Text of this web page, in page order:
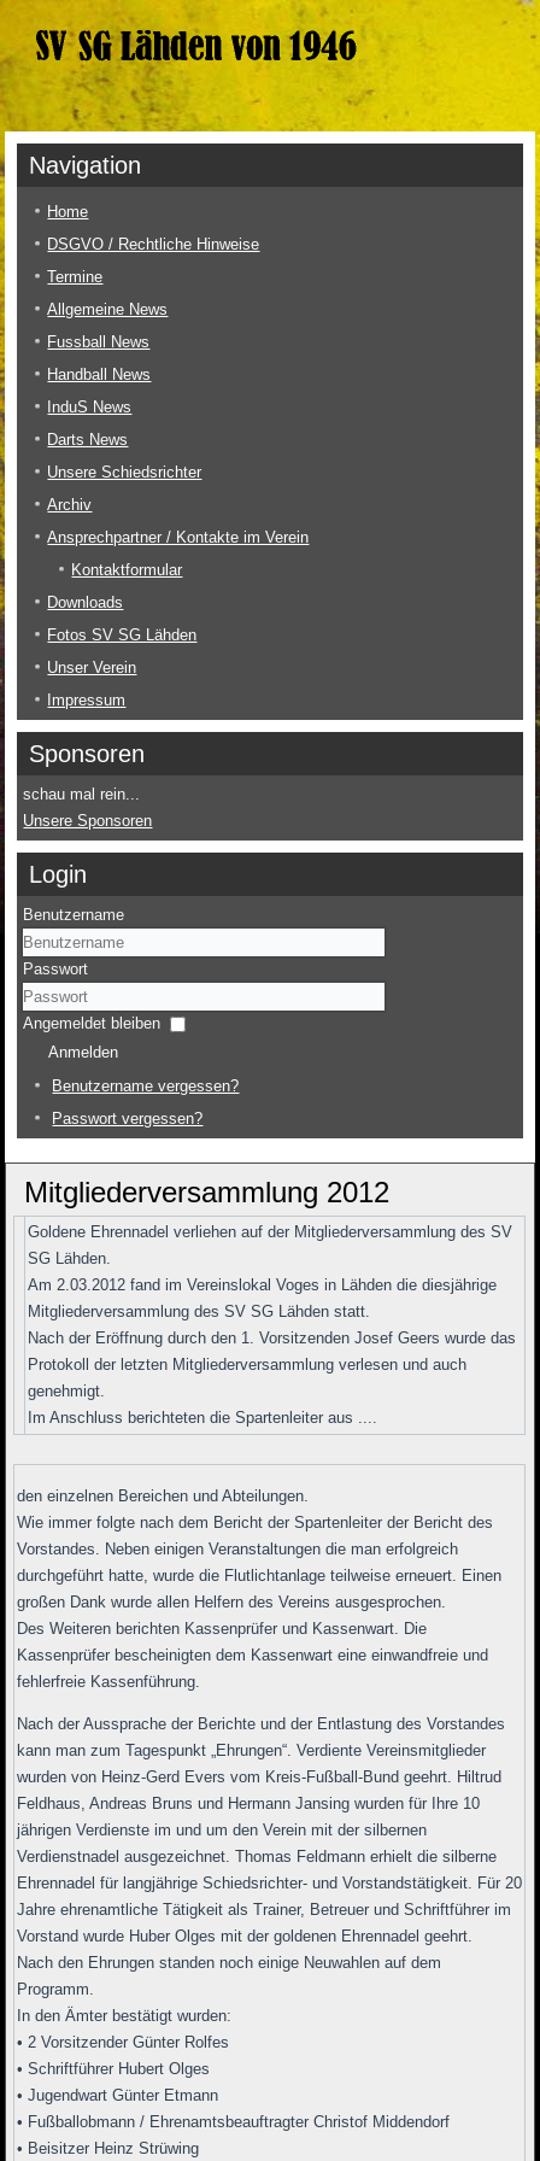
Navigation
Home
DSGVO / Rechtliche Hinweise
Termine
Allgemeine News
Fussball News
Handball News
InduS News
Darts News
Unsere Schiedsrichter
Archiv
Ansprechpartner / Kontakte im Verein
Kontaktformular
Downloads
Fotos SV SG Lähden
Unser Verein
Impressum
Sponsoren
schau mal rein...
Unsere Sponsoren
Login
Benutzername
Passwort
Angemeldet bleiben
Anmelden
Benutzername vergessen?
Passwort vergessen?
Mitgliederversammlung 2012
Goldene Ehrennadel verliehen auf der Mitgliederversammlung des SV
SG Lähden.
Am 2.03.2012 fand im Vereinslokal Voges in Lähden die diesjährige
Mitgliederversammlung des SV SG Lähden statt.
Nach der Eröffnung durch den 1. Vorsitzenden Josef Geers wurde das
Protokoll der letzten Mitgliederversammlung verlesen und auch
genehmigt.
Im Anschluss berichteten die Spartenleiter aus ....
den einzelnen Bereichen und Abteilungen.
Wie immer folgte nach dem Bericht der Spartenleiter der Bericht des
Vorstandes. Neben einigen Veranstaltungen die man erfolgreich
durchgeführt hatte, wurde die Flutlichtanlage teilweise erneuert. Einen
großen Dank wurde allen Helfern des Vereins ausgesprochen.
Des Weiteren berichten Kassenprüfer und Kassenwart. Die
Kassenprüfer bescheinigten dem Kassenwart eine einwandfreie und
fehlerfreie Kassenführung.
Nach der Aussprache der Berichte und der Entlastung des Vorstandes
kann man zum Tagespunkt „Ehrungen“. Verdiente Vereinsmitglieder
wurden von Heinz-Gerd Evers vom Kreis-Fußball-Bund geehrt. Hiltrud
Feldhaus, Andreas Bruns und Hermann Jansing wurden für Ihre 10
jährigen Verdienste im und um den Verein mit der silbernen
Verdienstnadel ausgezeichnet. Thomas Feldmann erhielt die silberne
Ehrennadel für langjährige Schiedsrichter- und Vorstandstätigkeit. Für 20
Jahre ehrenamtliche Tätigkeit als Trainer, Betreuer und Schriftführer im
Vorstand wurde Huber Olges mit der goldenen Ehrennadel geehrt.
Nach den Ehrungen standen noch einige Neuwahlen auf dem
Programm.
In den Ämter bestätigt wurden:
• 2 Vorsitzender Günter Rolfes
• Schriftführer Hubert Olges
• Jugendwart Günter Etmann
• Fußballobmann / Ehrenamtsbeauftragter Christof Middendorf
• Beisitzer Heinz Strüwing